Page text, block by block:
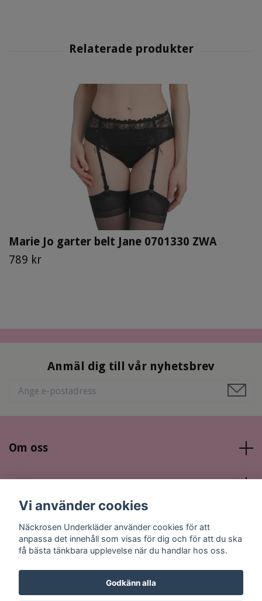
Marie Jo garter belt Jane 0701330 ZWA
789 kr
Anmäl dig till vår nyhetsbrev
Om oss
Sociala medier
Vi använder cookies
Näckrosen Underkläder använder cookies för att
anpassa det innehåll som visas för dig och för att du ska
få bästa tänkbara upplevelse när du handlar hos oss.
Godkänn alla